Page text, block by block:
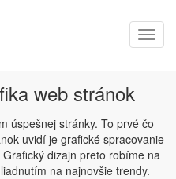
web stránok
úspešnej stránky. To prvé čo
uvidí je grafické spracovanie
dizajn preto robíme na
na najnovšie trendy.